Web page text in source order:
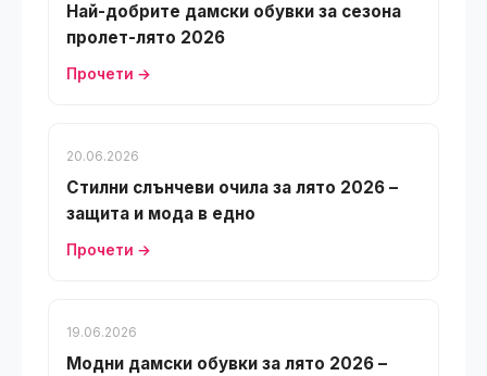
Най-добрите дамски обувки за сезона
пролет-лято 2026
Прочети →
20.06.2026
Стилни слънчеви очила за лято 2026 –
защита и мода в едно
Прочети →
19.06.2026
Модни дамски обувки за лято 2026 –